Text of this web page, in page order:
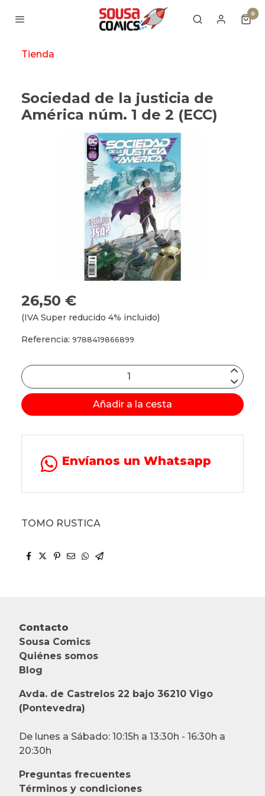
0
Tienda
Sociedad de la justicia de
América núm. 1 de 2 (ECC)
26,50 €
(IVA Super reducido 4% incluido)
Referencia: 9788419866899
Añadir a la cesta
Envíanos un Whatsapp
TOMO RUSTICA
Contacto
Sousa Comics
Quiénes somos
Blog
Avda. de Castrelos 22 bajo 36210 Vigo
(Pontevedra)
De lunes a Sábado: 10:15h a 13:30h - 16:30h a
20:30h
Preguntas frecuentes
Términos y condiciones